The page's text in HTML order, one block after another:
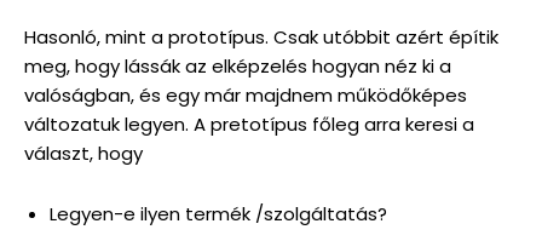
Hasonló, mint a prototípus. Csak utóbbit azért építik
meg, hogy lássák az elképzelés hogyan néz ki a
valóságban, és egy már majdnem működőképes
változatuk legyen. A pretotípus főleg arra keresi a
választ, hogy
Legyen-e ilyen termék /szolgáltatás?